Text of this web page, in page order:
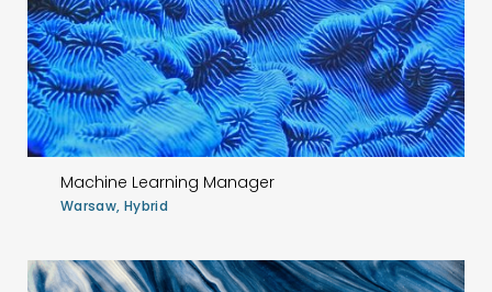
Machine Learning Manager
Warsaw, Hybrid